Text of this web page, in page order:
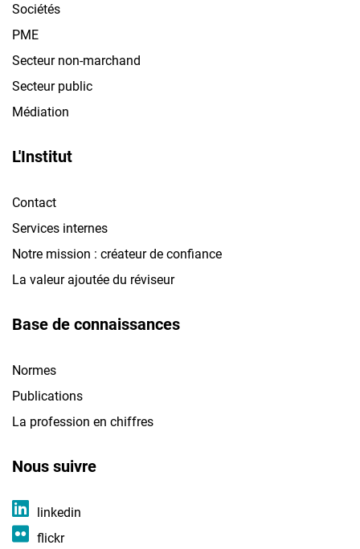
Sociétés
PME
Secteur non-marchand
Secteur public
Médiation
L'Institut
Contact
Services internes
Notre mission : créateur de confiance
La valeur ajoutée du réviseur
Base de connaissances
Normes
Publications
La profession en chiffres
Nous suivre
linkedin
flickr